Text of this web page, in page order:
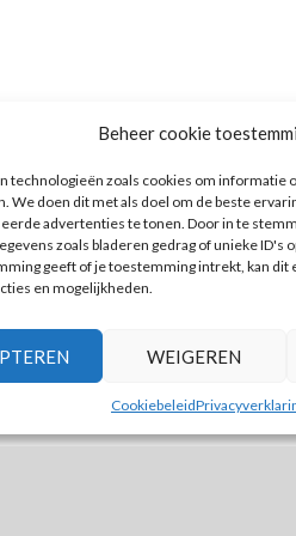
Beheer cookie
technologieën zoals cookies om informatie
We doen dit met als doel om de beste
advertenties te tonen. Door in te
zoals bladeren gedrag of unieke ID's
geeft of je toestemming intrekt, kan dit
en mogelijkheden.
WEIGEREN
Cookiebeleid